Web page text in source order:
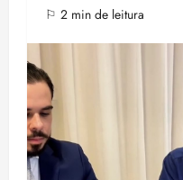
⚐ 2 min de leitura